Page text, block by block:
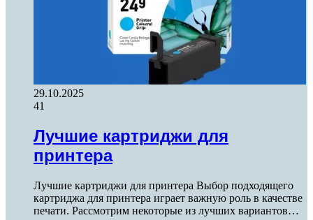
29.10.2025
41
Лучшие картриджи для
принтера
Лучшие картриджи для принтера Выбор подходящего
картриджа для принтера играет важную роль в качестве
печати. Рассмотрим некоторые из лучших вариантов…